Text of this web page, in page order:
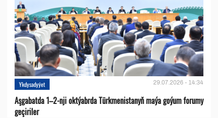
Ykdysadyýet 29.07.2026 - 14:34
Aşgabatda 1–2-nji oktýabrda Türkmenistanyň maýa goýum forumy
geçiriler